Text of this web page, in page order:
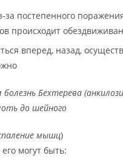
за постепенного
происходит
вперед, назад,
болезнь Бехтерева
до шейного
мышц)
могут быть: